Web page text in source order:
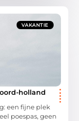
VAKANTIE
holland
een fijne plek
poespas, geen